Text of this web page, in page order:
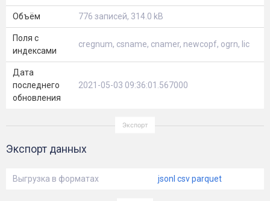
Объём 776 записей, 314.0 kB
Поля с
индексами
cregnum, csname, cnamer, newcopf, ogrn, lic
Дата
последнего
обновления
2021-05-03 09:36:01.567000
Экспорт данных
Выгрузка в форматах jsonl csvparquet